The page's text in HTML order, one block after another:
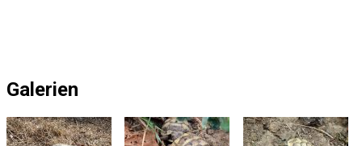
Galerien